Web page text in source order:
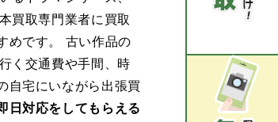
買取専門業者に買取
めです。 古い作品の
く交通費や手間、時
自宅にいながら出張買
日対応をしてもらえる